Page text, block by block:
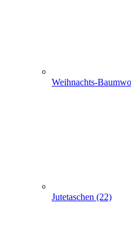
Weihnachts-
Jutetaschen (22)